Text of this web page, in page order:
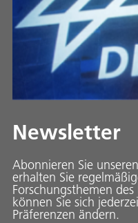
Newsletter
Abonnieren Sie
erhalten Sie
Forschungsthemen
können Sie sich
Präferenzen ändern.